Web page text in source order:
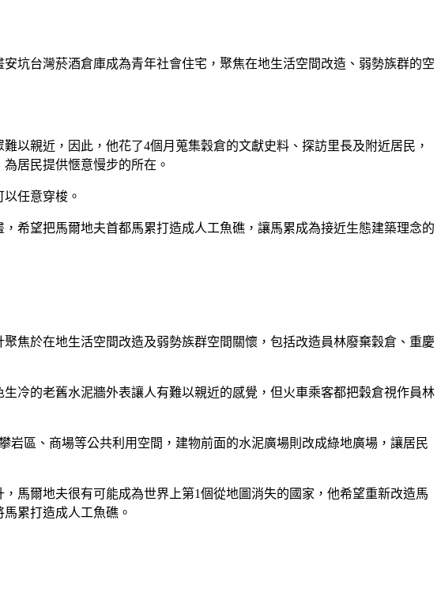
坑台灣菸酒倉庫成為青年社會住宅，聚焦在地生活空間改造、弱勢族群的空
以親近，因此，他花了4個月蒐集穀倉的文獻史料、探訪里長及附近居民，
居民提供愜意慢步的所在。
任意穿梭。
希望把馬爾地夫首都馬累打造成人工魚礁，讓馬累成為接近生態建築理念的
焦於在地生活空間改造及弱勢族群空間關懷，包括改造員林廢棄穀倉、重慶
冷的老舊水泥牆外表讓人有難以親近的感覺，但火車乘客都把穀倉視作員林
區、商場等公共利用空間，建物前面的水泥廣場則改成綠地廣場，讓居民
馬爾地夫很有可能成為世界上第1個從地圖消失的國家，他希望重新改造馬
累打造成人工魚礁。